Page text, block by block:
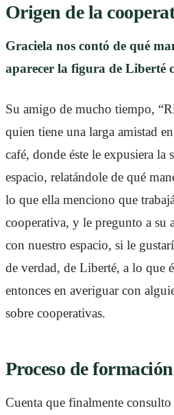
Origen de la
Graciela nos contó de qué
aparecer la figura de Liberté
Su amigo de mucho tiempo,
quien tiene una larga amistad
café, donde éste le expusiera la
espacio, relatándole de qué
lo que ella menciono que
cooperativa, y le pregunto a su
con nuestro espacio, si le
de verdad, de Liberté, a lo que
entonces en averiguar con
sobre cooperativas.
Proceso de formación
Cuenta que finalmente